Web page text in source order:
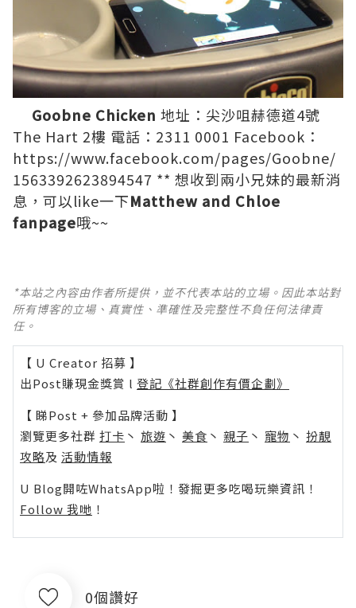
Goobne Chicken 地址：尖沙咀赫德道4號
The Hart 2樓 電話：2311 0001 Facebook：
https://www.facebook.com/pages/Goobne/
1563392623894547 ** 想收到兩小兄妹的最新消
息，可以like一下Matthew and Chloe
fanpage哦~~
*本站之內容由作者所提供，並不代表本站的立場。因此本站對
所有博客的立場、真實性、準確性及完整性不負任何法律責
任。
【 U Creator 招募 】
出Post賺現金獎賞 l 登記《社群創作有價企劃》
【 睇Post + 參加品牌活動 】
瀏覽更多社群 打卡 丶 旅遊 丶 美食 丶 親子 丶 寵物 丶 扮靚
攻略及 活動情報
U Blog開咗WhatsApp啦！發掘更多吃喝玩樂資訊！
Follow 我哋 ！
0個讚好